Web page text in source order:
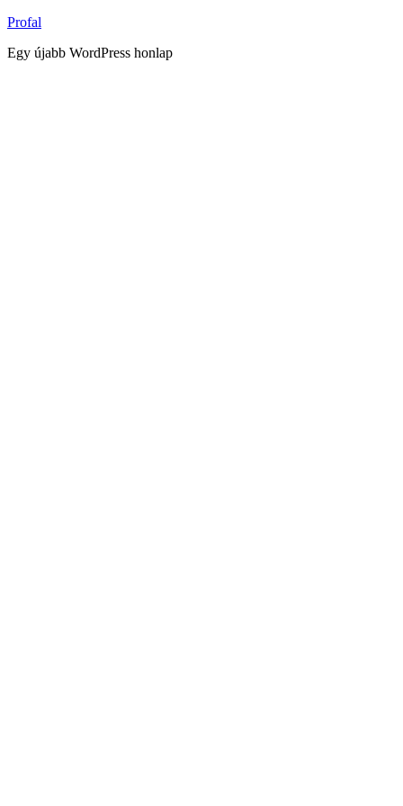
Tartalomhoz
Profal
Egy újabb WordPress honlap